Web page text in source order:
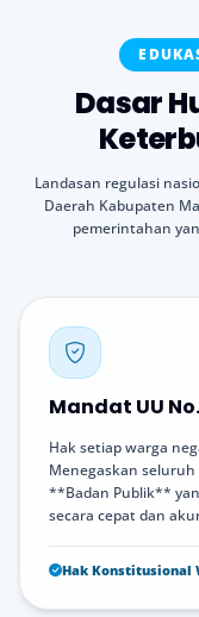
Dasar
Landasan regulasi
Daerah Kabupaten
pemerintahan
Mandat UU
Hak setiap warga
Menegaskan
**Badan Publik**
secara cepat dan
Hak Konstitusional